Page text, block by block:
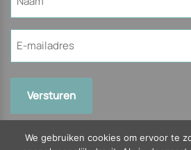
mailadres
We gebruiken cookies om ervoor te